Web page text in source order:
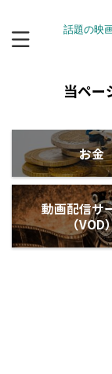
話題の映
当ペー
お金
動画配信サ
（VOD